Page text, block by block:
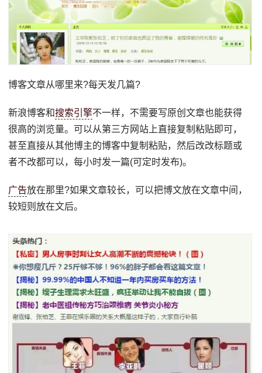
博客文章从哪里来?每天发几篇?
新浪博客和搜索引擎不一样，不需要写原创文章也能获得
很高的浏览量。可以从第三方网站上直接复制粘贴即可，
甚至直接从其他博主的博客中复制粘贴，然后改改标题或
者不改都可以，每小时发一篇(可定时发布)。
广告放在那里?如果文章较长，可以把博文放在文章中间，
较短则放在文后。